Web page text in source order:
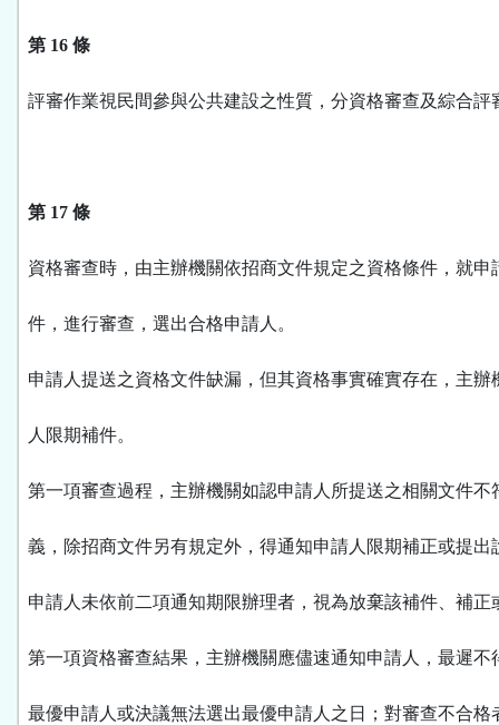
第 16 條
評審作業視民間參與公共建設之性質，分資格審查及綜合評
第 17 條
資格審查時，由主辦機關依招商文件規定之資格條件，就申
件，進行審查，選出合格申請人。
申請人提送之資格文件缺漏，但其資格事實確實存在，主辦
人限期補件。
第一項審查過程，主辦機關如認申請人所提送之相關文件不
義，除招商文件另有規定外，得通知申請人限期補正或提出
申請人未依前二項通知期限辦理者，視為放棄該補件、補正
第一項資格審查結果，主辦機關應儘速通知申請人，最遲不
最優申請人或決議無法選出最優申請人之日；對審查不合格